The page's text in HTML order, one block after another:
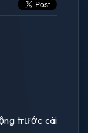
trước cái